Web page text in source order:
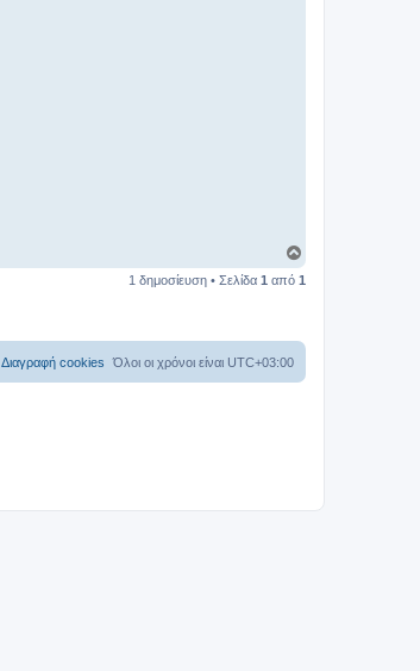
ρ
1 δημοσίευση • Σελίδα 1 από 1
Όλοι οι χρόνοι είναι UTC+03:00
Διαγραφή cookies